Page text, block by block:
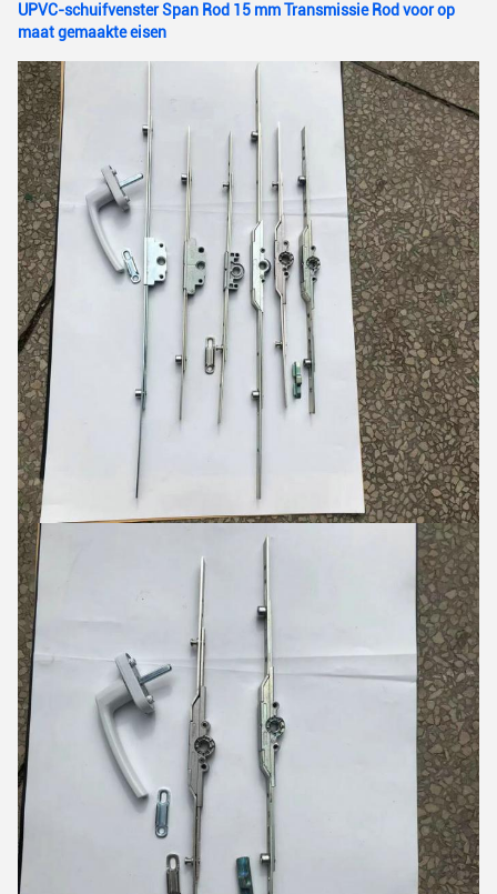
UPVC-schuifvenster Span Rod 15 mm Transmissie Rod voor op
maat gemaakte eisen